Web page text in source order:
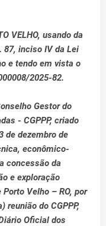
VELHO, usando da
87, inciso IV da Lei
e tendo em vista o
2025-82.
Gestor do
- CGPPP, criado
de dezembro de
econômico-
concessão da
e exploração
Velho – RO, por
reunião do CGPPP,
Oficial dos